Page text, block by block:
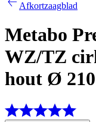
Afkortzaagblad
Metabo
WZ/TZ
hout Ø